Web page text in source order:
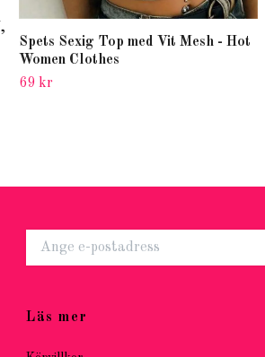
Spets Sexig Top med Vit Mesh - Hot
Women Clothes
69 kr
Läs mer